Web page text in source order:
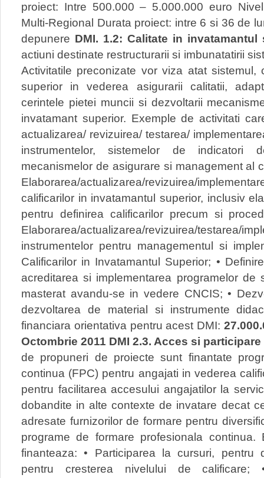
proiect: Intre 500.000 – 5.000.000 euro
Multi-Regional Durata proiect: intre 6 si 36 de
depunere DMI. 1.2: Calitate in invatamantul
actiuni destinate restructurarii si imbunatatirii
Activitatile preconizate vor viza atat sistemul,
superior in vederea asigurarii calitatii,
cerintele pietei muncii si dezvoltarii
invatamant superior. Exemple de activitati
actualizarea/ revizuirea/ testarea/
instrumentelor, sistemelor de indicatori
mecanismelor de asigurare si management al
Elaborarea/actualizarea/revizuirea/
calificarilor in invatamantul superior, inclusiv
pentru definirea calificarilor precum si
Elaborarea/actualizarea/revizuirea/
instrumentelor pentru managementul si
Calificarilor in Invatamantul Superior; •
acreditarea si implementarea programelor de
masterat avandu-se in vedere CNCIS; •
dezvoltarea de material si instrumente
financiara orientativa pentru acest DMI:
Octombrie 2011 DMI 2.3. Acces si participare
de propuneri de proiecte sunt finantate
continua (FPC) pentru angajati in vederea
pentru facilitarea accesului angajatilor la
dobandite in alte contexte de invatare decat
adresate furnizorilor de formare pentru
programe de formare profesionala
finanteaza: • Participarea la cursuri, pentru
pentru cresterea nivelului de calificare;